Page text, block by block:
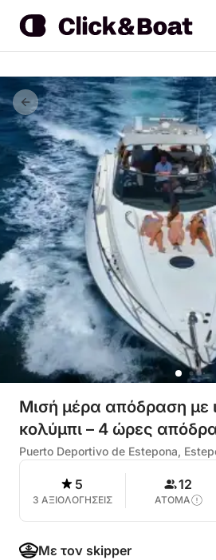
Μισή μέρα απόδραση με
κολύμπι – 4 ώρες
Puerto Deportivo de Estepona,
5
3 ΑΞΙΟΛΟΓΗΣΕΙΣ
12
ΑΤΟΜΑ
Με τον skipper